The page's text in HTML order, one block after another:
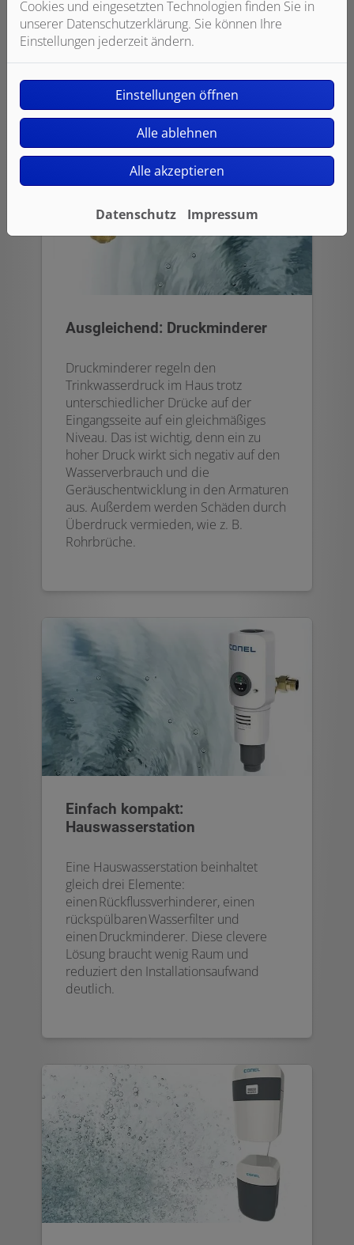
zurückfließen und dadurch das saubere
Trinkwasser im System verunreinigen –
innerhalb des Hauses und im
öffentlichen Versorgungsnetz.
Ausgleichend: Druckminderer
Druckminderer regeln den
Trinkwasserdruck im Haus trotz
unterschiedlicher Drücke auf der
Eingangsseite auf ein gleichmäßiges
Niveau. Das ist wichtig, denn ein zu
hoher Druck wirkt sich negativ auf den
Wasserverbrauch und die
Geräuschentwicklung in den Armaturen
aus. Außerdem werden Schäden durch
Überdruck vermieden, wie z. B.
Rohrbrüche.
Einfach kompakt:
Hauswasserstation
Eine Hauswasserstation beinhaltet
gleich drei Elemente:
einen Rückflussverhinderer, einen
rückspülbaren Wasserfilter und
einen Druckminderer. Diese clevere
Lösung braucht wenig Raum und
reduziert den Installationsaufwand
deutlich.
Cookies und eingesetzten Technologien finden Sie in
unserer Datenschutzerklärung. Sie können Ihre
Einstellungen jederzeit ändern.
Einstellungen öffnen
Alle ablehnen
Alle akzeptieren
Datenschutz Impressum